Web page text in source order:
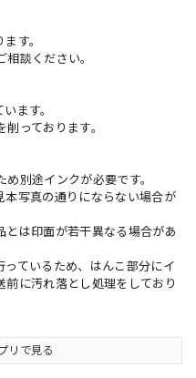
す。
談ください。
ます。
っております。
別途インクが必要です。
本写真の通りにならない場合が
とは印面が若干異なる場合があ
っているため、はんこ部分にイ
前に汚れ落とし処理をしており
リで見る